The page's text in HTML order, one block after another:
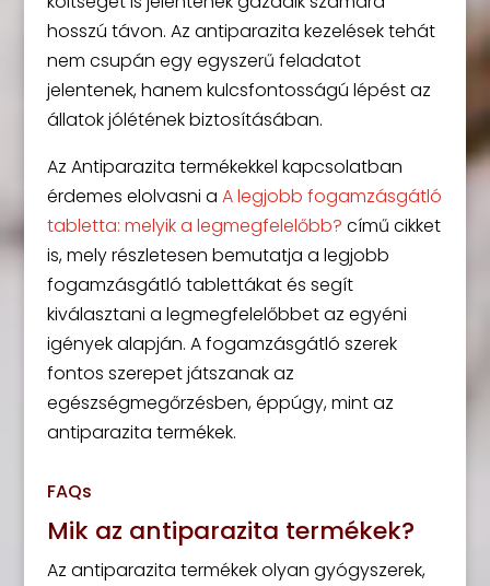
hosszú távon. Az antiparazita kezelések tehát
nem csupán egy egyszerű feladatot
jelentenek, hanem kulcsfontosságú lépést az
állatok jólétének biztosításában.
Az Antiparazita termékekkel kapcsolatban
érdemes elolvasni a A legjobb fogamzásgátló
tabletta: melyik a legmegfelelőbb? című cikket
is, mely részletesen bemutatja a legjobb
fogamzásgátló tablettákat és segít
kiválasztani a legmegfelelőbbet az egyéni
igények alapján. A fogamzásgátló szerek
fontos szerepet játszanak az
egészségmegőrzésben, éppúgy, mint az
antiparazita termékek.
FAQs
Mik az antiparazita termékek?
Az antiparazita termékek olyan gyógyszerek,